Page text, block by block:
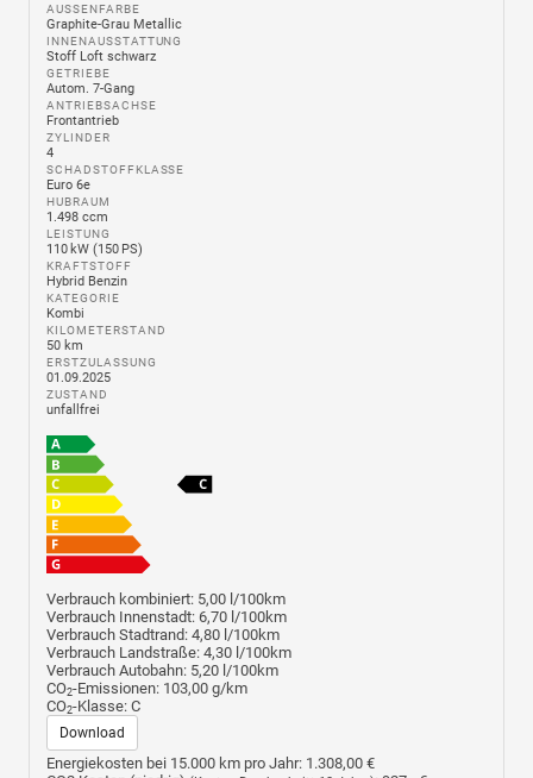
AUSSENFARBE
Graphite-Grau Metallic
INNENAUSSTATTUNG
Stoff Loft schwarz
GETRIEBE
Autom. 7-Gang
ANTRIEBSACHSE
Frontantrieb
ZYLINDER
4
SCHADSTOFFKLASSE
Euro 6e
HUBRAUM
1.498 ccm
LEISTUNG
110 kW (150 PS)
KRAFTSTOFF
Hybrid Benzin
KATEGORIE
Kombi
KILOMETERSTAND
50 km
ERSTZULASSUNG
01.09.2025
ZUSTAND
unfallfrei
Verbrauch kombiniert: 5,00 l/100km
Verbrauch Innenstadt: 6,70 l/100km
Verbrauch Stadtrand: 4,80 l/100km
Verbrauch Landstraße: 4,30 l/100km
Verbrauch Autobahn: 5,20 l/100km
CO2-Emissionen: 103,00 g/km
CO2-Klasse: C
Download
Energiekosten bei 15.000 km pro Jahr: 1.308,00 €